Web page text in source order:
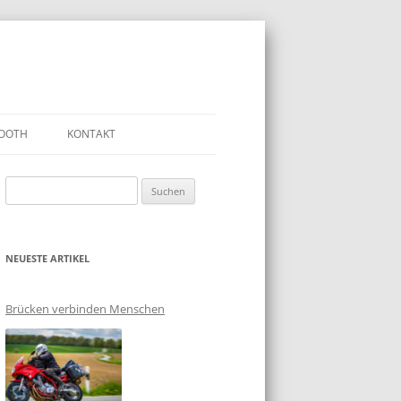
KONTAKT
nach:
NEUESTE ARTIKEL
Brücken verbinden Menschen